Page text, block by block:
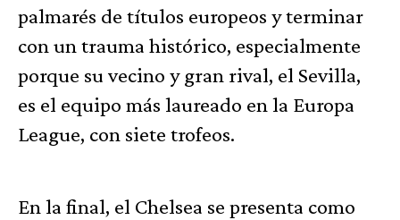
palmarés de títulos europeos y terminar
con un trauma histórico, especialmente
porque su vecino y gran rival, el Sevilla,
es el equipo más laureado en la Europa
League, con siete trofeos.
En la final, el Chelsea se presenta como